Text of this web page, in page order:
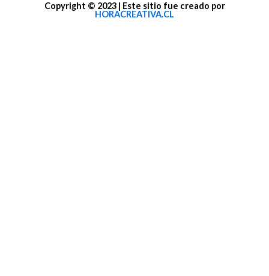
Copyright © 2023 | Este sitio fue creado por
HORACREATIVA.CL